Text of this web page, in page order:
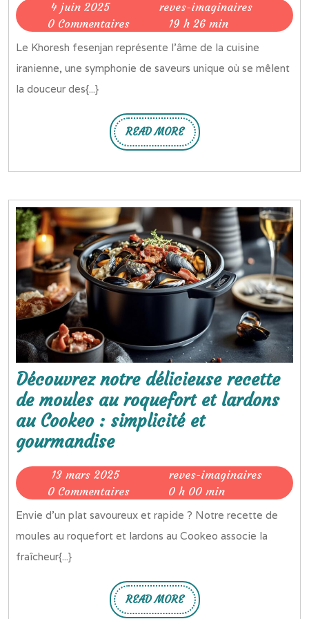
Khoresh
fesenjan
:
culinaire
au
la
tradition
perse
4 juin 20254
juin
reves-imaginairesreves-
0 Commentaires 19 h 26 min
Le Khoresh fesenjan représente l'âme de la cuisine
iranienne, une symphonie de saveurs unique où se mêlent
la douceur des{...}
READ MORE
READ
MORE
Découvrez notre délicieuse recette
de moules au roquefort et lardons
au Cookeo : simplicité et
gourmandiseDécouvrez
notre
délicieuse
recette
de
moules
roquefort
et
13 mars 202513
mars
reves-imaginairesreves-
0 Commentaires 0 h 00 min
Envie d'un plat savoureux et rapide ? Notre recette de
moules au roquefort et lardons au Cookeo associe la
fraîcheur{...}
READ MORE
READ